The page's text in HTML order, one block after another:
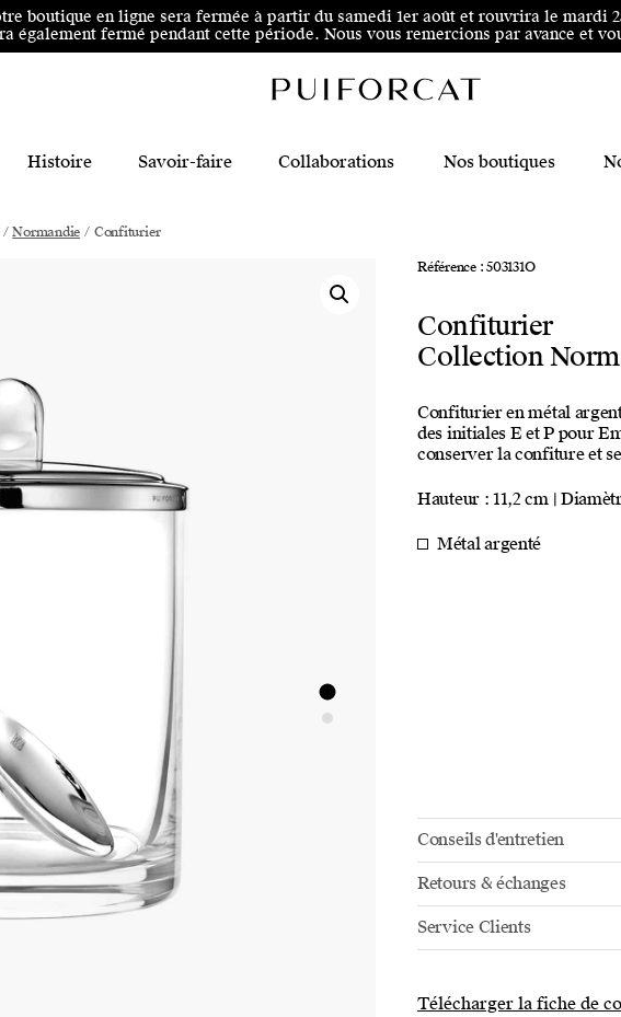
Aller au pied de page
boutique en ligne sera fermée à partir du samedi 1er août et rouvrira le mardi
également fermé pendant cette période. Nous vous remercions par avance et
Histoire Savoir-faire Collaborations Nos boutiques
/ Normandie / Confiturier
Référence : 503131O
Confiturier
Collection
Confiturier en métal
des initiales E et P pour
conserver la confiture et
Hauteur : 11,2 cm |
Métal argenté
Conseils d'entretien
Retours & échanges
Service Clients
Télécharger la fiche de